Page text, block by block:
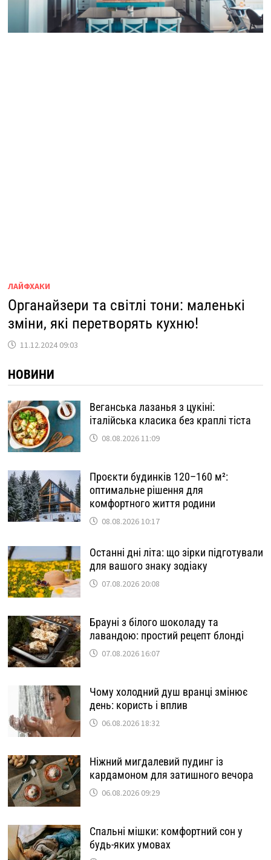
ЛАЙФХАКИ
Органайзери та світлі тони: маленькі
зміни, які перетворять кухню!
11.12.2024 09:03
НОВИНИ
Веганська лазанья з цукіні:
італійська класика без краплі тіста
08.08.2026 11:09
Проєкти будинків 120–160 м²:
оптимальне рішення для
комфортного життя родини
08.08.2026 10:17
Останні дні літа: що зірки підготували
для вашого знаку зодіаку
07.08.2026 20:08
Брауні з білого шоколаду та
лавандою: простий рецепт блонді
07.08.2026 16:07
Чому холодний душ вранці змінює
день: користь і вплив
06.08.2026 18:32
Ніжний мигдалевий пудинг із
кардамоном для затишного вечора
06.08.2026 09:29
Спальні мішки: комфортний сон у
будь-яких умовах